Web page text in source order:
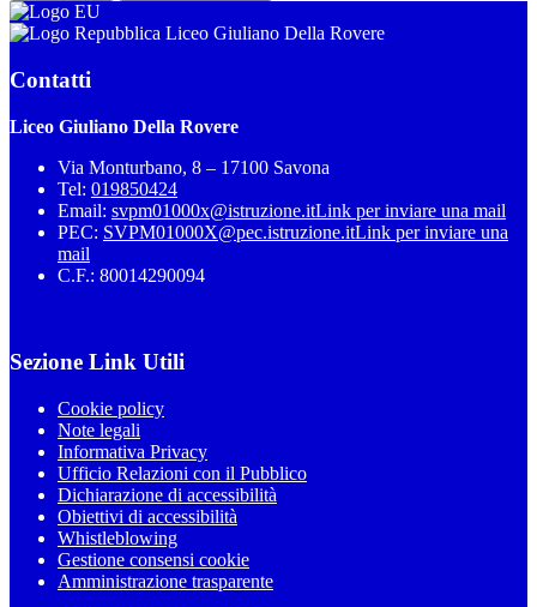
Liceo Giuliano Della Rovere
Contatti
Liceo Giuliano Della Rovere
Via Monturbano, 8 – 17100 Savona
Tel: 019850424
Email: svpm01000x@istruzione.itLink per inviare una mail
PEC: SVPM01000X@pec.istruzione.itLink per inviare una
mail
C.F.: 80014290094
Sezione Link Utili
Cookie policy
Note legali
Informativa Privacy
Ufficio Relazioni con il Pubblico
Dichiarazione di accessibilità
Obiettivi di accessibilità
Whistleblowing
Gestione consensi cookie
Amministrazione trasparente